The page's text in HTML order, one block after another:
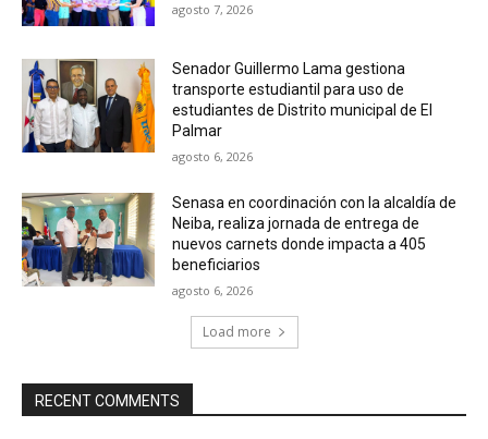
agosto 7, 2026
Senador Guillermo Lama gestiona
transporte estudiantil para uso de
estudiantes de Distrito municipal de El
Palmar
agosto 6, 2026
Senasa en coordinación con la alcaldía de
Neiba, realiza jornada de entrega de
nuevos carnets donde impacta a 405
beneficiarios
agosto 6, 2026
Load more
RECENT COMMENTS